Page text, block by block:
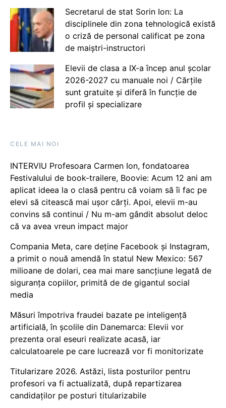
Secretarul de stat Sorin Ion: La
disciplinele din zona tehnologică există
o criză de personal calificat pe zona
de maiștri-instructori
Elevii de clasa a IX-a încep anul școlar
2026-2027 cu manuale noi / Cărțile
sunt gratuite și diferă în funcție de
profil și specializare
CELE MAI NOI
INTERVIU Profesoara Carmen Ion, fondatoarea
Festivalului de book-trailere, Boovie: Acum 12 ani am
aplicat ideea la o clasă pentru că voiam să îi fac pe
elevi să citească mai ușor cărți. Apoi, elevii m-au
convins să continui / Nu m-am gândit absolut deloc
că va avea vreun impact major
Compania Meta, care deține Facebook și Instagram,
a primit o nouă amendă în statul New Mexico: 567
milioane de dolari, cea mai mare sancțiune legată de
siguranța copiilor, primită de de gigantul social
media
Măsuri împotriva fraudei bazate pe inteligență
artificială, în școlile din Danemarca: Elevii vor
prezenta oral eseuri realizate acasă, iar
calculatoarele pe care lucrează vor fi monitorizate
Titularizare 2026. Astăzi, lista posturilor pentru
profesori va fi actualizată, după repartizarea
candidaților pe posturi titularizabile